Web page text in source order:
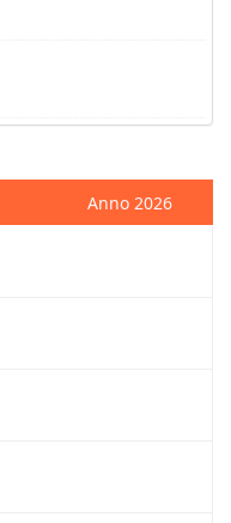
Anno 2026